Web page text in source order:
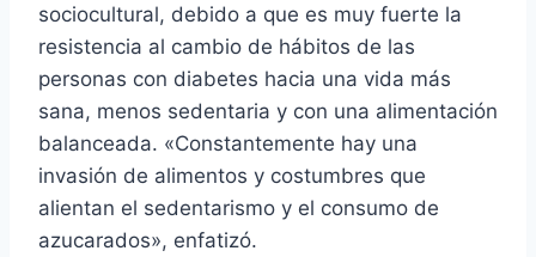
sociocultural, debido a que es muy fuerte la
resistencia al cambio de hábitos de las
personas con diabetes hacia una vida más
sana, menos sedentaria y con una alimentación
balanceada. «Constantemente hay una
invasión de alimentos y costumbres que
alientan el sedentarismo y el consumo de
azucarados», enfatizó.